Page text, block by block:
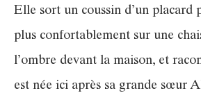
Elle sort un coussin d’un placard
plus confortablement sur une
l’ombre devant la maison, et
est née ici après sa grande sœur